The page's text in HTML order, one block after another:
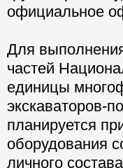
официальное
Для
частей
единицы
экскаваторов-
планируется
оборудования
личного